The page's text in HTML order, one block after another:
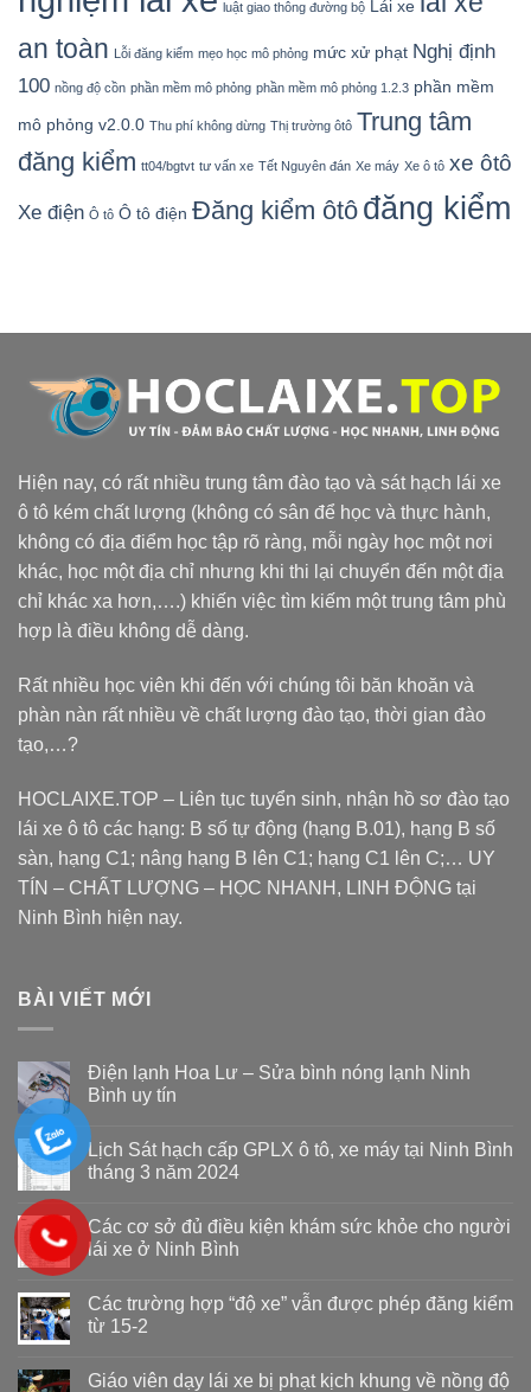
luật giao thông đường bộ Lái xe
an toàn
Lỗi đăng kiểm mẹo học mô phỏng mức xử phạt Nghị định
100 nồng độ cồn phần mềm mô phỏng phần mềm mô phỏng 1.2.3 phần mềm
mô phỏng v2.0.0 Thu phí không dừng Thị trường ôtô Trung tâm
đăng kiểm tt04/bgtvt tư vấn xe Tết Nguyên đán Xe máy Xe ô tô xe ôtô
Xe điện Ô tô Ô tô điện Đăng kiểm ôtô đăng kiểm
Hiện nay, có rất nhiều trung tâm đào tạo và sát hạch lái xe
ô tô kém chất lượng (không có sân để học và thực hành,
không có địa điểm học tập rõ ràng, mỗi ngày học một nơi
khác, học một địa chỉ nhưng khi thi lại chuyển đến một địa
chỉ khác xa hơn,….) khiến việc tìm kiếm một trung tâm phù
hợp là điều không dễ dàng.
Rất nhiều học viên khi đến với chúng tôi băn khoăn và
phàn nàn rất nhiều về chất lượng đào tạo, thời gian đào
tạo,…?
HOCLAIXE.TOP – Liên tục tuyển sinh, nhận hồ sơ đào tạo
lái xe ô tô các hạng: B số tự động (hạng B.01), hạng B số
sàn, hạng C1; nâng hạng B lên C1; hạng C1 lên C;… UY
TÍN – CHẤT LƯỢNG – HỌC NHANH, LINH ĐỘNG tại
Ninh Bình hiện nay.
BÀI VIẾT MỚI
Điện lạnh Hoa Lư – Sửa bình nóng lạnh Ninh
Bình uy tín
Lịch Sát hạch cấp GPLX ô tô, xe máy tại Ninh Bình
tháng 3 năm 2024
Các cơ sở đủ điều kiện khám sức khỏe cho người
lái xe ở Ninh Bình
Các trường hợp “độ xe” vẫn được phép đăng kiểm
từ 15-2
Giáo viên dạy lái xe bị phạt kịch khung về nồng độ